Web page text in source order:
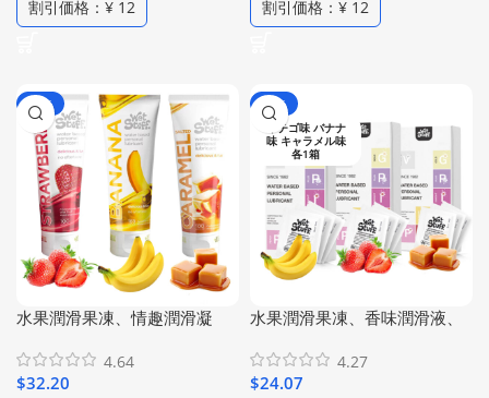
割引価格：¥ 12 割引価格：¥ 12
-79%
水果潤滑果凍、情趣潤滑凝
&焦糖口味潤滑劑&香蕉口味潤
滑劑、三種口味套裝，水果趣
4.64
$32.20
-77%
イチゴ味 バナナ
味 キャラメル味
各1箱
水果潤滑果凍、香味潤滑液、
草莓潤滑油&焦糖潤滑油&香蕉
口味潤滑油、三種口味套組、
4.27
$24.07